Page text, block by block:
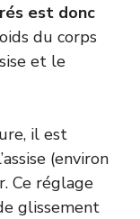
est donc
du corps
et le
il est
(environ
Ce réglage
glissement